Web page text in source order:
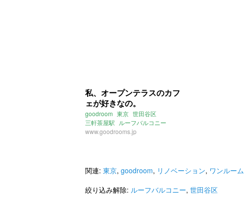
私、オープンテラスのカフ
ェが好きなの。
goodroom 東京 世田谷区
三軒茶屋駅
ルーフバルコニー
ワンルーム カフェ
www.goodrooms.jp
関連: 東京, goodroom, リノベーション, ワンルーム
絞り込み解除: ルーフバルコニー, 世田谷区